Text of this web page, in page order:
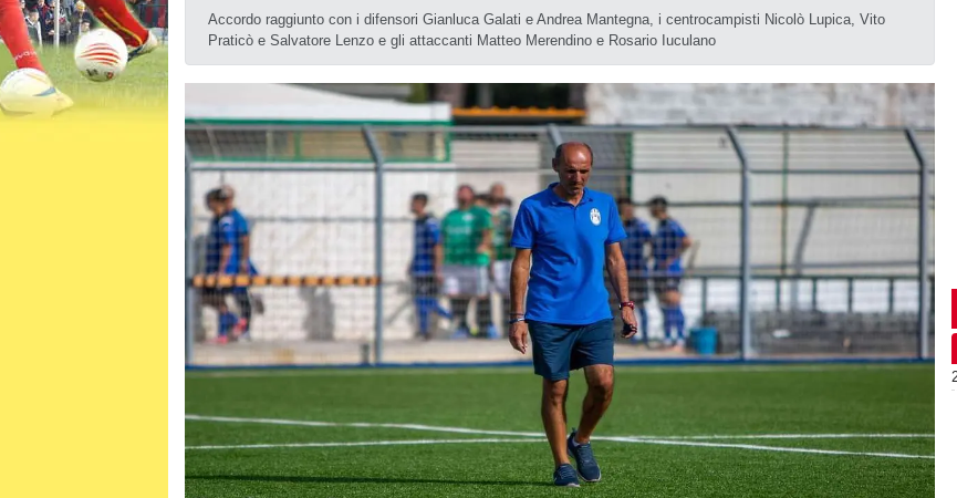
Accordo raggiunto con i difensori Gianluca Galati e Andrea Mantegna, i centrocampisti Nicolò Lupica, Vito
Praticò e Salvatore Lenzo e gli attaccanti Matteo Merendino e Rosario Iuculano